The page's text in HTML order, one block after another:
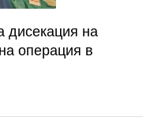
дисекация на
операция в